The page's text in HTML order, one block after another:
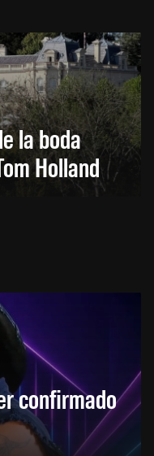
la boda
Holland
confirmado